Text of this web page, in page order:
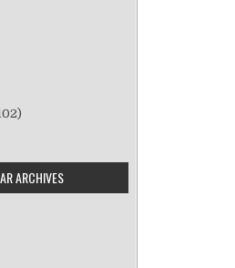
ARCHIVES